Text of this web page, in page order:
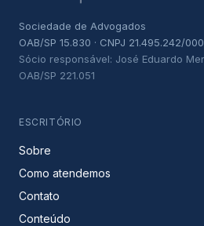
Sociedade de Advogados
OAB/SP 15.830 · CNPJ 21.495.242/
Sócio responsável: José Eduardo
OAB/SP 221.051
ESCRITÓRIO
Sobre
Como atendemos
Contato
Conteúdo